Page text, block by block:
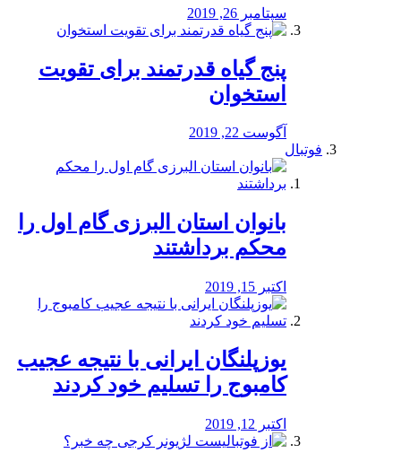
سپتامبر 26, 2019
پنج گیاه قدرتمند برای تقویت
استخوان
آگوست 22, 2019
فوتبال
بانوان استان البرزی گام اول را
محكم برداشتند
اکتبر 15, 2019
یوزپلنگان ایرانی با نتیجه عجیب
کامبوج را تسلیم خود کردند
اکتبر 12, 2019